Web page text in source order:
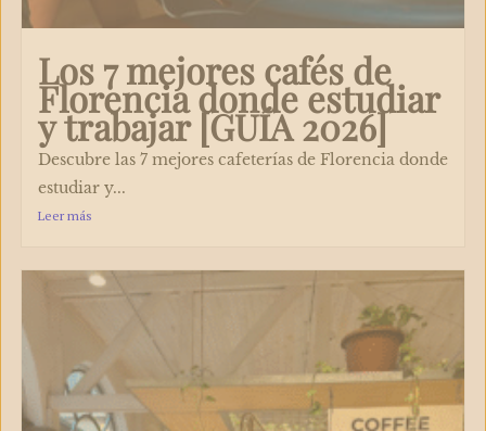
Los 7 mejores cafés de
Florencia donde estudiar
y trabajar [GUÍA 2026]
Descubre las 7 mejores cafeterías de Florencia donde
estudiar y...
Leer más